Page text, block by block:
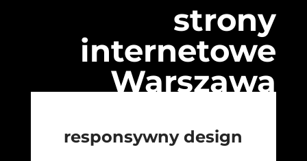
strony
internetowe
Warszawa
responsywny design